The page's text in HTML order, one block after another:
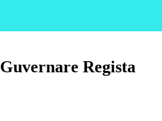
Regista